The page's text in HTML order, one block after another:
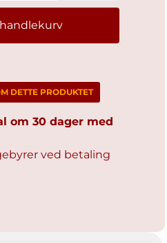
0 %
DETTE PRODUKTET
om 30 dager med
ved betaling